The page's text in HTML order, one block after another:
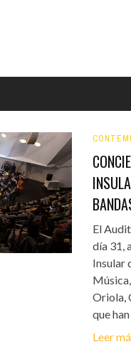
El
día 31,
Insular
Oriola,
que
Leer